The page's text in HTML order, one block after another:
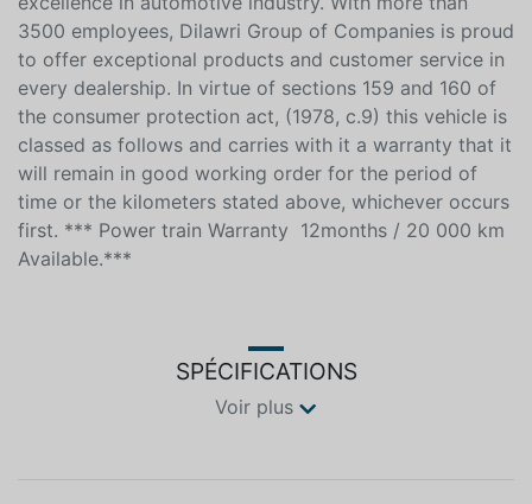
Dilawri family, the company continues to expand its
footprint in Canada, building on its history of
excellence in automotive industry. With more than
3500 employees, Dilawri Group of Companies is proud
to offer exceptional products and customer service in
every dealership. In virtue of sections 159 and 160 of
the consumer protection act, (1978, c.9) this vehicle is
classed as follows and carries with it a warranty that it
will remain in good working order for the period of
time or the kilometers stated above, whichever occurs